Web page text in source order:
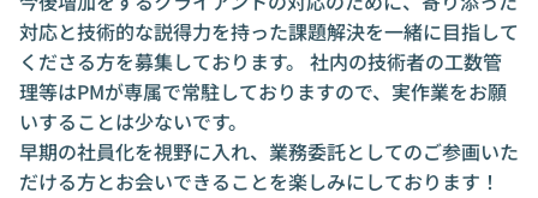
対応と技術的な説得力を持った課題解決を一緒に目指して
くださる方を募集しております。 社内の技術者の工数管
理等はPMが専属で常駐しておりますので、実作業をお願
いすることは少ないです。
早期の社員化を視野に入れ、業務委託としてのご参画いた
だける方とお会いできることを楽しみにしております！